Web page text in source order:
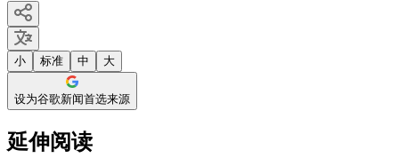
小 标准 中 大
设为谷歌新闻首选来源
延伸阅读